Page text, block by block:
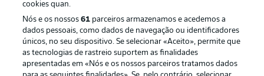
cookies quan.
Nós e os nossos61 parceiros armazenamos e acedemos a
dados pessoais, como dados de navegação ou identificadores
únicos, no seu dispositivo. Se selecionar «Aceito», permite que
as tecnologias de rastreio suportem as finalidades
apresentadas em «Nós e os nossos parceiros tratamos dados